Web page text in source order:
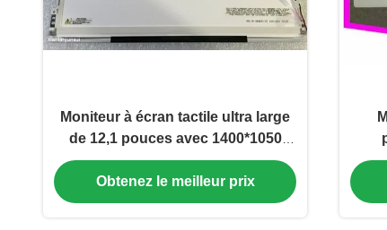
Moniteur à écran tactile ultra large
de 12,1 pouces avec 1400*1050
pixels WLED Modèle Toshiba
LTD121KM7K
Obtenez le meilleur prix